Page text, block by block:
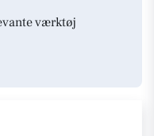
værktøj